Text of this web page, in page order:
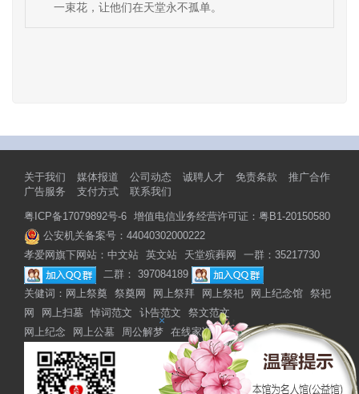
一束花，让他们在天堂永不孤单。
关于我们 媒体报道 公司动态 诚聘人才 免责条款
推广合作
广告服务
支付方式 联系我们
粤ICP备17079892号-6 增值电信业务经营许可证：粤B1-20150580
公安机关备案号：44040302000222
孝爱网旗下网站： 中文站 英文站 天堂殡葬网
一群：35217730
二群： 397084189
关健词： 网上祭奠 祭奠网 网上祭拜 网上祭祀 网上纪念馆 祭祀
网
网上扫墓 悼词范文 讣告范文
祭文范文
网上纪念
网上公墓 周公解梦 在线家谱 网上家谱
×